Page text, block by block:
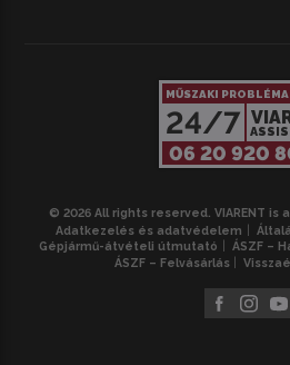
MŰSZAKI PROBLÉMA
24/7
06 20 920
© 2026 All rights reserved. VIARENT
Adatkezelés és adatvédelem
Gépjármű-átvételi útmutató
ÁSZF –
ÁSZF – Felvásárlás